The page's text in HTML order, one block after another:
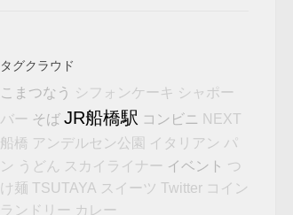
タグクラウド
こまつなう シフォンケーキ シャポー
バー そば JR船橋駅 コンビニ
NEXT
船橋 アンデルセン公園 イタリアン パ
ン うどん スカイライナー イベント つ
け麺 TSUTAYA スイーツ Twitter コイン
ランドリー カレー